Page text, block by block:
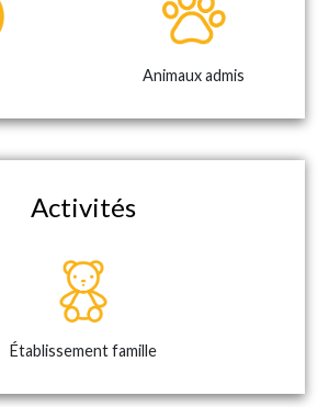
Animaux admis
Activités
Établissement famille